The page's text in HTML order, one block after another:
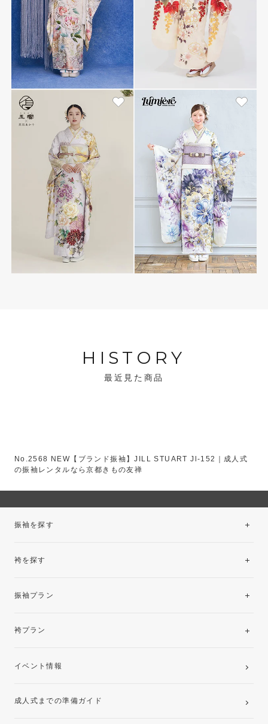
HISTORY
最近見た商品
No.2568 NEW【ブランド振袖】JILL STUART Jl-152｜成人式
の振袖レンタルなら京都きもの友禅
振袖を探す
袴を探す
振袖プラン
レンタルプラン
袴プラン
卒業袴レンタルプラン
イベント情報
成人式までの準備ガイド